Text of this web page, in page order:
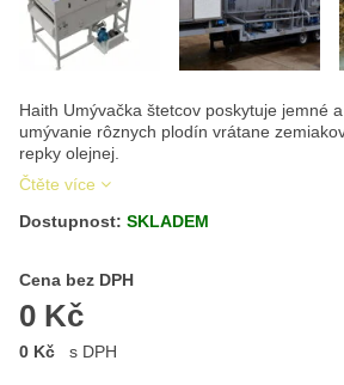
Haith Umývačka štetcov poskytuje jemné
umývanie rôznych plodín vrátane
repky olejnej.
Čtěte více
Dostupnost: SKLADEM
Cena bez DPH
0 Kč
Cena s DPH
0 Kč s DPH